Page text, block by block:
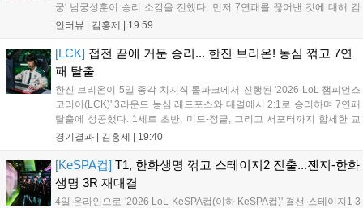
궁' 남궁성훈이 승리 소감을 전했다. 먼저 7연패를 끊어낸 것에 대해 김
상수 감독은 "이겨서 정말 기쁘고 잘해준 선수들에게 고맙다"고 전했고,
인터뷰 | 김홍제 | 19:59
[LCK] 접전 끝에 거둔 승리... 한진 브리온! 농심 꺾고 7연
패 탈출
한진 브리온이 5일 종각 치지직 롤파크에서 진행된 '2026 LoL 챔피언스
코리아(LCK)' 3라운드 농심 레드포스와 대결에서 2:1로 승리하며 7연패
탈출에 성공했다. 1세트 초반, 미드-정글, 그리고 서포터까지 합세한 교
전에서 서로 2킬씩 교환한 뒤 서로 팽팽한 상황이 이어졌다. 그리고 20
경기결과 | 김홍제 | 19:40
[KeSPA컵] T1, 한화생명 꺾고 스테이지2 진출...젠지-한화
생명 3R 재대결
4일 온라인으로 '2026 LoL KeSPA컵(이하 KeSPA컵)' 결선 스테이지1 3